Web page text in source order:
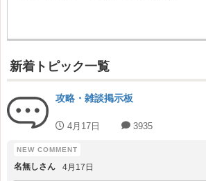
新着トピック一覧
攻略・雑談掲示板
4月17日 3935
名無しさん 4月17日